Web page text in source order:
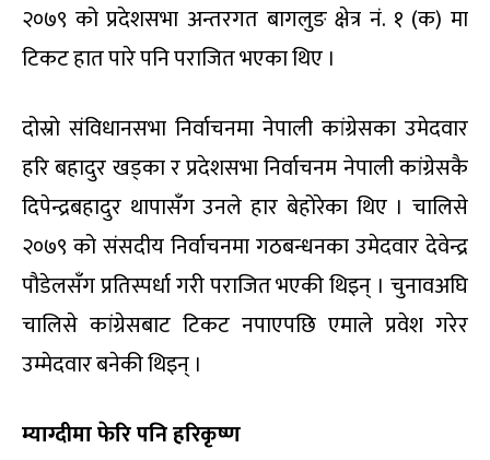
२०७९ को प्रदेशसभा अन्तरगत बागलुङ क्षेत्र नं. १ (क) मा
टिकट हात पारे पनि पराजित भएका थिए ।
दोस्रो संविधानसभा निर्वाचनमा नेपाली कांग्रेसका उमेदवार
हरि बहादुर खड्का र प्रदेशसभा निर्वाचनम नेपाली कांग्रेसकै
दिपेन्द्रबहादुर थापासँग उनले हार बेहोरेका थिए । चालिसे
२०७९ को संसदीय निर्वाचनमा गठबन्धनका उमेदवार देवेन्द्र
पौडेलसँग प्रतिस्पर्धा गरी पराजित भएकी थिइन् । चुनावअघि
चालिसे कांग्रेसबाट टिकट नपाएपछि एमाले प्रवेश गरेर
उम्मेदवार बनेकी थिइन् ।
म्याग्दीमा फेरि पनि हरिकृष्ण